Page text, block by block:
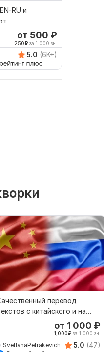
RU и
от 500 ₽
250₽за 1 000 зн.
5.0 (6K+)
перевод
с китайского и на
от 1 000 ₽
1,000₽ за 1 000 зн.
SvetlanaPetrakevich 5.0 (47)